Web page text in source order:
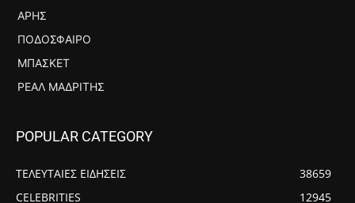
ΆΡΗΣ
ΠΟΔΌΣΦΑΙΡΟ
ΜΠΆΣΚΕΤ
ΡΕΆΛ ΜΑΔΡΊΤΗΣ
POPULAR CATEGORY
ΤΕΛΕΥΤΑΙΕΣ ΕΙΔΗΣΕΙΣ
38659
CELEBRITIES
12945